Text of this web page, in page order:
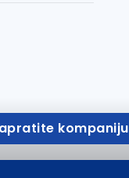
kompaniju